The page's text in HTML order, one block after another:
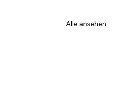
Alle ansehen